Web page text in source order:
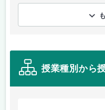
授業種別から